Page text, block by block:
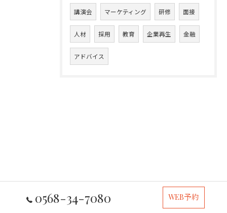
講演会 マーケティング 研修 面接
人材 採用 教育 企業再生 金融
アドバイス
0568-34-7080 WEB予約